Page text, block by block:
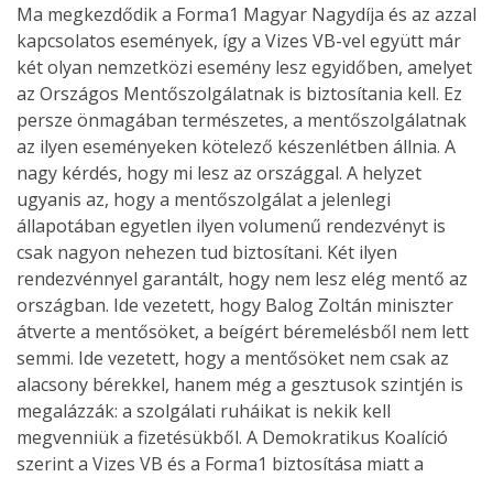
Ma megkezdődik a Forma1 Magyar Nagydíja és az azzal
kapcsolatos események, így a Vizes VB-vel együtt már
két olyan nemzetközi esemény lesz egyidőben, amelyet
az Országos Mentőszolgálatnak is biztosítania kell. Ez
persze önmagában természetes, a mentőszolgálatnak
az ilyen eseményeken kötelező készenlétben állnia. A
nagy kérdés, hogy mi lesz az országgal. A helyzet
ugyanis az, hogy a mentőszolgálat a jelenlegi
állapotában egyetlen ilyen volumenű rendezvényt is
csak nagyon nehezen tud biztosítani. Két ilyen
rendezvénnyel garantált, hogy nem lesz elég mentő az
országban. Ide vezetett, hogy Balog Zoltán miniszter
átverte a mentősöket, a beígért béremelésből nem lett
semmi. Ide vezetett, hogy a mentősöket nem csak az
alacsony bérekkel, hanem még a gesztusok szintjén is
megalázzák: a szolgálati ruháikat is nekik kell
megvenniük a fizetésükből. A Demokratikus Koalíció
szerint a Vizes VB és a Forma1 biztosítása miatt a